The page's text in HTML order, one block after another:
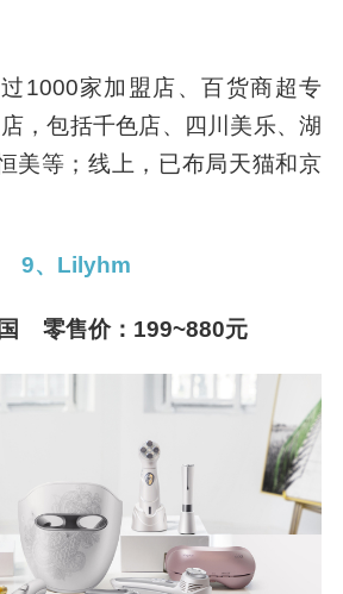
1000家加盟店、百货商超专
，包括千色店、四川美乐、湖
美等；线上，已布局天猫和京
9、Lilyhm
零售价：199~880元